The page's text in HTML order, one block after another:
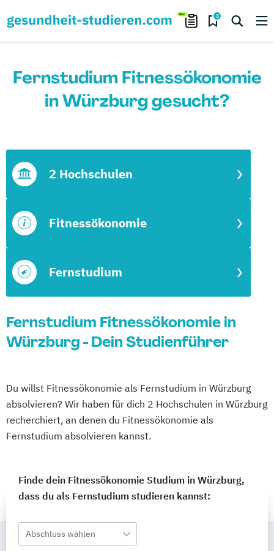
0
Fernstudium Fitnessökonomie
in Würzburg gesucht?
Fernstudium
Fitnessökonomie
2 Hochschulen
Fernstudium Fitnessökonomie in
Würzburg - Dein Studienführer
Du willst Fitnessökonomie als Fernstudium in Würzburg
absolvieren? Wir haben für dich 2 Hochschulen in Würzburg
recherchiert, an denen du Fitnessökonomie als
Fernstudium absolvieren kannst.
Finde dein Fitnessökonomie Studium in Würzburg,
dass du als Fernstudium studieren kannst:
Abschluss wählen